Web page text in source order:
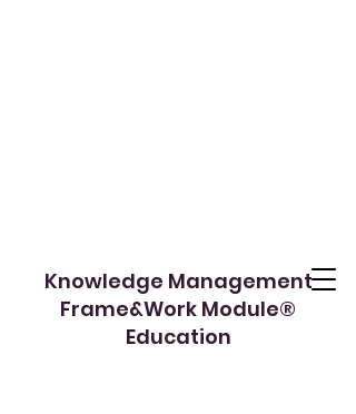
Knowledge Management
Frame&Work Module®︎
​Education